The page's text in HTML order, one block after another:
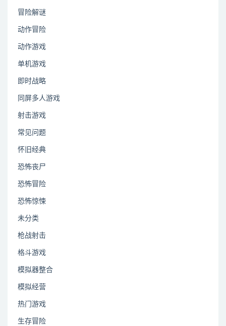
冒险解谜
动作冒险
动作游戏
单机游戏
即时战略
同屏多人游戏
射击游戏
常见问题
怀旧经典
恐怖丧尸
恐怖冒险
恐怖惊悚
未分类
枪战射击
格斗游戏
模拟器整合
模拟经营
热门游戏
生存冒险